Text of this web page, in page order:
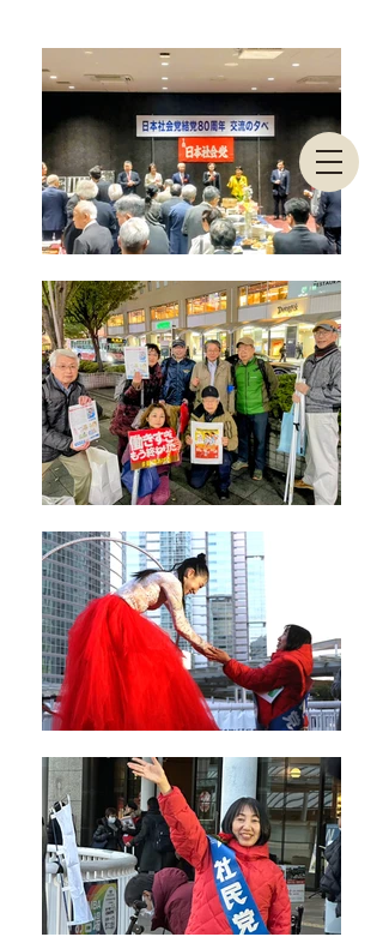
東京都連合